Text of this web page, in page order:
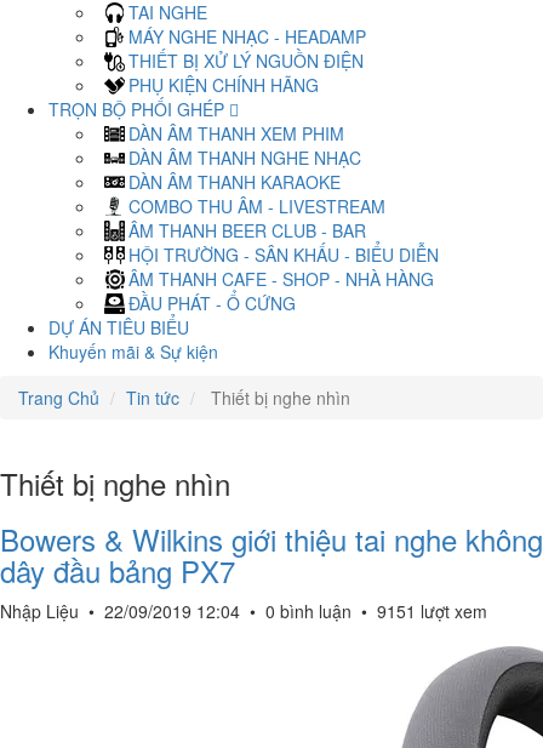
TAI NGHE
MÁY NGHE NHẠC - HEADAMP
THIẾT BỊ XỬ LÝ NGUỒN ĐIỆN
PHỤ KIỆN CHÍNH HÃNG
TRỌN BỘ PHỐI GHÉP
DÀN ÂM THANH XEM PHIM
DÀN ÂM THANH NGHE NHẠC
DÀN ÂM THANH KARAOKE
COMBO THU ÂM - LIVESTREAM
ÂM THANH BEER CLUB - BAR
HỘI TRƯỜNG - SÂN KHẤU - BIỂU DIỄN
ÂM THANH CAFE - SHOP - NHÀ HÀNG
ĐẦU PHÁT - Ổ CỨNG
DỰ ÁN TIÊU BIỂU
Khuyến mãi & Sự kiện
Trang Chủ
Tin tức Thiết bị nghe nhìn
Thiết bị nghe nhìn
Bowers & Wilkins giới thiệu tai nghe không
dây đầu bảng PX7​
Nhập Liệu • 22/09/2019 12:04 • 0 bình luận • 9151 lượt xem